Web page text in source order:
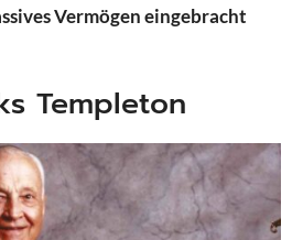
Vermögen eingebracht
Templeton